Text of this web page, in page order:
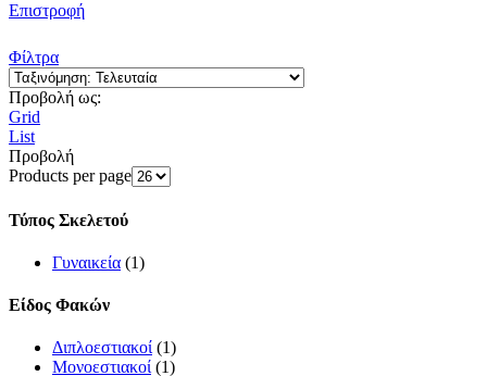
Επιστροφή
Φίλτρα
Προβολή ως:
Grid
List
Προβολή
Products per page
Τύπος Σκελετού
Γυναικεία (1)
Είδος Φακών
Διπλοεστιακοί (1)
Μονοεστιακοί (1)